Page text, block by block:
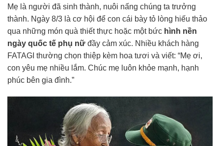
Mẹ là người đã sinh thành, nuôi nấng chúng ta trưởng
thành. Ngày 8/3 là cơ hội để con cái bày tỏ lòng hiếu thảo
qua những món quà thiết thực hoặc một bức hình nền
ngày quốc tế phụ nữ đầy cảm xúc. Nhiều khách hàng
FATAGI thường chọn thiệp kèm hoa tươi và viết: “Mẹ ơi,
con yêu mẹ nhiều lắm. Chúc mẹ luôn khỏe mạnh, hạnh
phúc bên gia đình.”